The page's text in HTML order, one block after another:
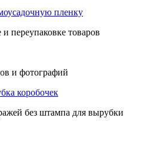
пленку
переупаковке товаров
и фотографий
коробочек
без штампа для вырубки